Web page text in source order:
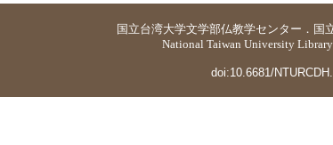
国立台湾大学文学部仏教学センター ． 国
National Taiwan University
doi:10.6681/